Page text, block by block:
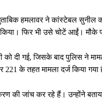
हमलावर ने कांस्टेबल
किया। फिर भी उसे चोटें आईं।
को दी गई, जिसके बाद पुलिस ने
221 के तहत मामला दर्ज किया गया
की जांच कर रहे हैं। उन्होंने